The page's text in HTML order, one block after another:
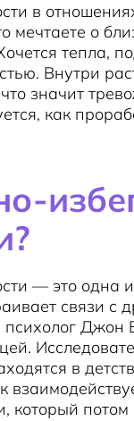
в
о
тепла,
Внутри
значит
как
— это одна
связи с
Джон
в
который потом